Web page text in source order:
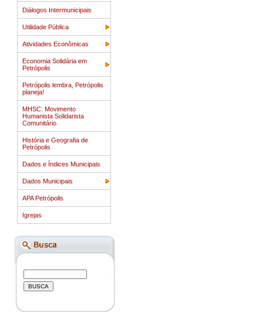
Diálogos Intermunicipais
Utilidade Pública
Atividades Econômicas
Economia Solidária em
Petrópolis
Petrópolis lembra, Petrópolis
planeja!
MHSC: Movimento
Humanista Solidarista
Comunitário
História e Geografia de
Petrópolis
Dados e Índices Municipais
Dados Municipais
APA Petrópolis
Igrejas